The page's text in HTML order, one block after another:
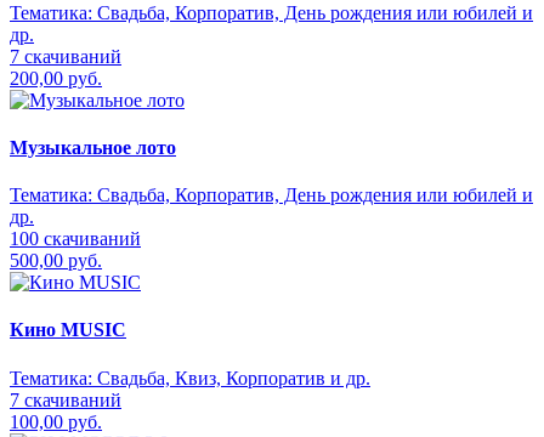
Тематика: Свадьба, Корпоратив, День рождения или юбилей и
др.
7 скачиваний
200,00 руб.
Музыкальное лото
Тематика: Свадьба, Корпоратив, День рождения или юбилей и
др.
100 скачиваний
500,00 руб.
Кино MUSIC
Тематика: Свадьба, Квиз, Корпоратив и др.
7 скачиваний
100,00 руб.